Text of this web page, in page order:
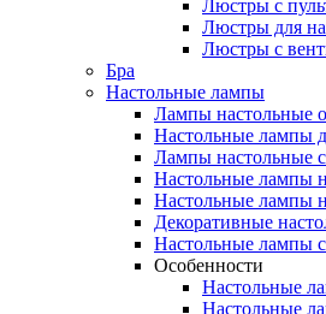
Люстры с
Люстры для
Люстры с
Бра
Настольные лампы
Лампы настольные
Настольные лампы
Лампы настольные
Настольные лампы
Настольные лампы
Декоративные
Настольные лампы
Особенности
Настольные
Настольные